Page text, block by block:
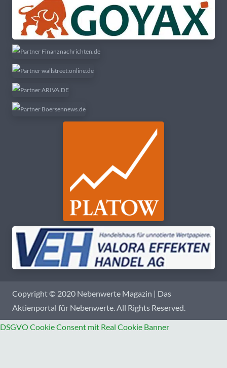
Copyright © 2020 Nebenwerte Magazin | Das
Aktienportal für Nebenwerte. All Rights Reserved.
DSGVO Cookie Consent mit Real Cookie Banner